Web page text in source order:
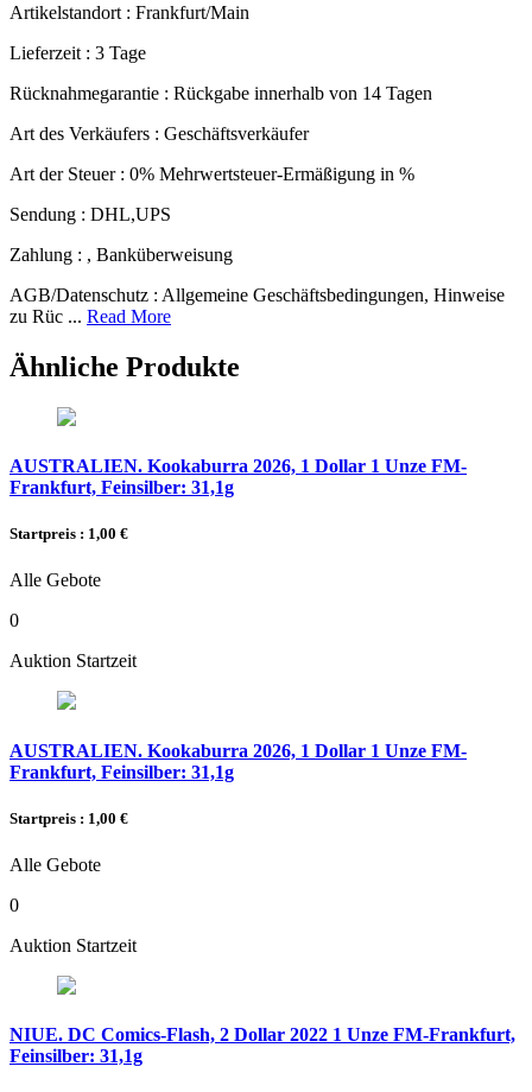
Artikelstandort : Frankfurt/Main
Lieferzeit : 3 Tage
Rücknahmegarantie : Rückgabe innerhalb von 14 Tagen
Art des Verkäufers : Geschäftsverkäufer
Art der Steuer : 0% Mehrwertsteuer-Ermäßigung in %
Sendung : DHL,UPS
Zahlung : , Banküberweisung
AGB/Datenschutz : Allgemeine Geschäftsbedingungen, Hinweise
zu Rüc ... Read More
Ähnliche Produkte
AUSTRALIEN. Kookaburra 2026, 1 Dollar 1 Unze FM-
Frankfurt, Feinsilber: 31,1g
Startpreis : 1,00 €
Alle Gebote
0
Auktion Startzeit
AUSTRALIEN. Kookaburra 2026, 1 Dollar 1 Unze FM-
Frankfurt, Feinsilber: 31,1g
Startpreis : 1,00 €
Alle Gebote
0
Auktion Startzeit
NIUE. DC Comics-Flash, 2 Dollar 2022 1 Unze FM-Frankfurt,
Feinsilber: 31,1g